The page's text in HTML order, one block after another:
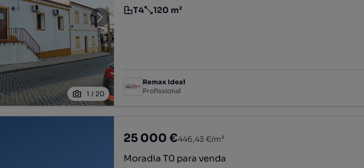
1 / 20
Tipologia
T4
Preço por metro quadrado
120 m²
Remax Ideal
Profissional
25 000 €446,43 €/m²
Moradia T0 para venda